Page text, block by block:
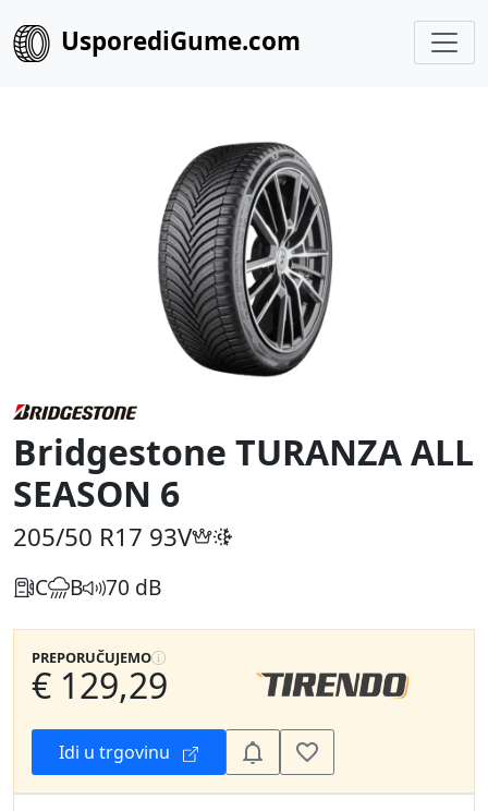
UsporediGume.com
Bridgestone TURANZA ALL
SEASON 6
205/50 R17 93V
C B 70 dB
PREPORUČUJEMO
€ 129,29
Idi u trgovinu